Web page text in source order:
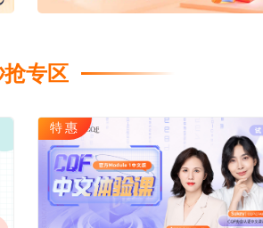
韩语
专区
特惠